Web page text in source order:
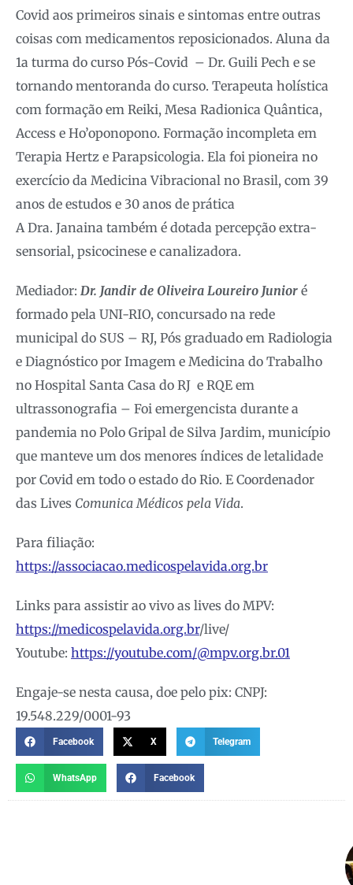
Covid aos primeiros sinais e sintomas entre outras
coisas com medicamentos reposicionados. Aluna da
1a turma do curso Pós-Covid – Dr. Guili Pech e se
tornando mentoranda do curso. Terapeuta holística
com formação em Reiki, Mesa Radionica Quântica,
Access e Ho’oponopono. ⁠Formação incompleta em
Terapia Hertz e Parapsicologia. ⁠Ela foi pioneira no
exercício da Medicina Vibracional no Brasil, com 39
anos de estudos e 30 anos de prática
A Dra. Janaina também é dotada percepção extra-
sensorial, psicocinese e canalizadora.
Mediador: Dr. Jandir de Oliveira Loureiro Junior é
formado pela UNI-RIO, concursado na rede
municipal do SUS – RJ, Pós graduado em Radiologia
e Diagnóstico por Imagem e Medicina do Trabalho
no Hospital Santa Casa do RJ e RQE em
ultrassonografia – Foi emergencista durante a
pandemia no Polo Gripal de Silva Jardim, município
que manteve um dos menores índices de letalidade
por Covid em todo o estado do Rio. E Coordenador
das Lives Comunica Médicos pela Vida.
Para filiação:
https://associacao.medicospelavida.org.br
Links para assistir ao vivo as lives do MPV:
https://medicospelavida.org.br/live/
Youtube: https://youtube.com/@mpv.org.br.01
Engaje-se nesta causa, doe pelo pix: CNPJ:
19.548.229/0001-93
Facebook X Telegram
WhatsApp Facebook